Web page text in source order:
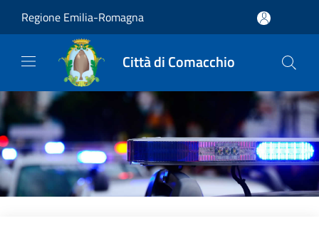
Regione Emilia-Romagna
Città di Comacchio